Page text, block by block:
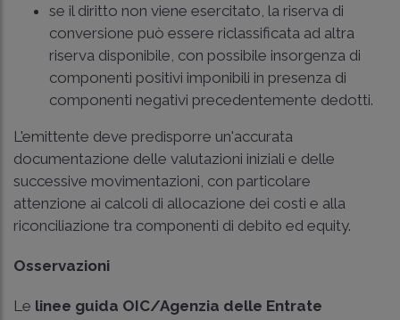
se il diritto non viene esercitato, la riserva di
conversione può essere riclassificata ad altra
riserva disponibile, con possibile insorgenza di
componenti positivi imponibili in presenza di
componenti negativi precedentemente dedotti.
L'emittente deve predisporre un'accurata
documentazione delle valutazioni iniziali e delle
successive movimentazioni, con particolare
attenzione ai calcoli di allocazione dei costi e alla
riconciliazione tra componenti di debito ed equity.
Osservazioni
Le linee guida OIC/Agenzia delle Entrate